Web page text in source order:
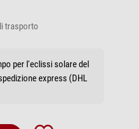
trasporto
per l'eclissi solare del
express (DHL